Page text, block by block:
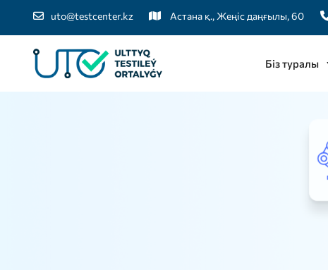
uto@testcenter.kz Астана қ., Жеңіс даңғылы, 60
Біз туралы